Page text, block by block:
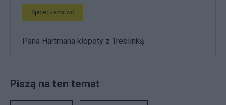
Społeczeństwo
Pana Hartmana kłopoty z Treblinką
Piszą na ten temat